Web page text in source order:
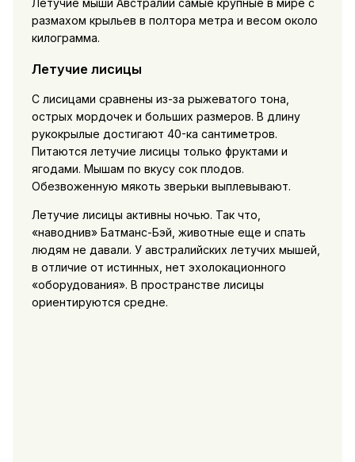
Летучие мыши Австралии самые крупные в мире с
размахом крыльев в полтора метра и весом около
килограмма.
Летучие лисицы
С лисицами сравнены из-за рыжеватого тона,
острых мордочек и больших размеров. В длину
рукокрылые достигают 40-ка сантиметров.
Питаются летучие лисицы только фруктами и
ягодами. Мышам по вкусу сок плодов.
Обезвоженную мякоть зверьки выплевывают.
Летучие лисицы активны ночью. Так что,
«наводнив» Батманс-Бэй, животные еще и спать
людям не давали. У австралийских летучих мышей,
в отличие от истинных, нет эхолокационного
«оборудования». В пространстве лисицы
ориентируются средне.